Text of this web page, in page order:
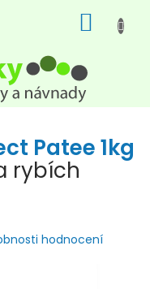
KOŠÍK
Patee 1kg
rybích
hodnocení